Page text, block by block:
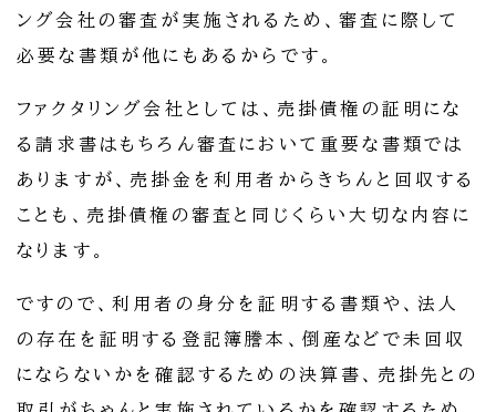
ング会社の審査が実施されるため、審査に際して
必要な書類が他にもあるからです。
ファクタリング会社としては、売掛債権の証明にな
る請求書はもちろん審査において重要な書類では
ありますが、売掛金を利用者からきちんと回収する
ことも、売掛債権の審査と同じくらい大切な内容に
なります。
ですので、利用者の身分を証明する書類や、法人
の存在を証明する登記簿謄本、倒産などで未回収
にならないかを確認するための決算書、売掛先との